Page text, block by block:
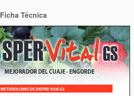
Ficha Técnica